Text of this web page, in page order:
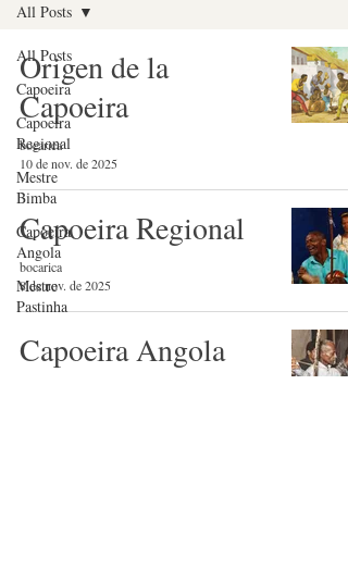
All Posts
Capoeira
Capoeira
Regional
Mestre
Bimba
Capoeira
Angola
Mestre
Pastinha
All Posts
Origen de la
Capoeira
bocarica
10 de nov. de 2025
Capoeira Regional
bocarica
8 de nov. de 2025
Capoeira Angola